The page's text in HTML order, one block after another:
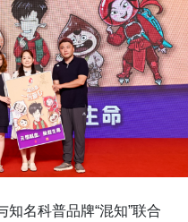
名科普品牌“混知”联合